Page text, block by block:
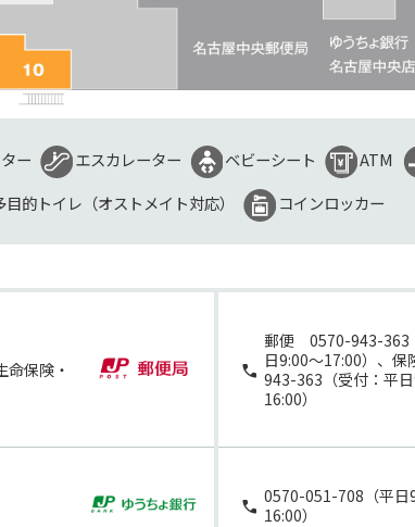
ー エスカレーター ベビーシート
ATM
目的トイレ（オストメイト対応）
コインロッカー
保険・
郵便 0570-943-363
日9:00～17:00）、
943-363（受付：平
16:00）
0570-051-708（平日
16:00）